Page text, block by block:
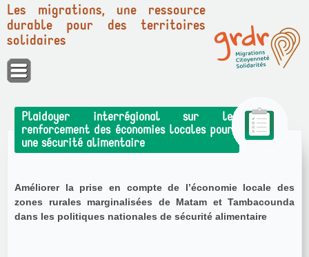
Panneau de gestion des cookies
Les migrations, une ressource
durable pour des territoires
solidaires
Plaidoyer interrégional sur le
renforcement des économies locales pour
une sécurité alimentaire
Améliorer la prise en compte de l’économie locale des
zones rurales marginalisées de Matam et Tambacounda
dans les politiques nationales de sécurité alimentaire